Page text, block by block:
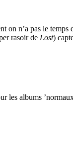
n’a pas le
rasoir de Lost)
les albums